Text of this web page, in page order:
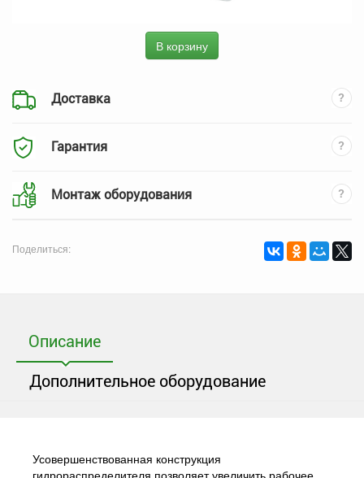
В корзину
Доставка
Гарантия
Монтаж оборудования
Поделиться:
Описание
Дополнительное оборудование
Усовершенствованная конструкция
гидрораспределителя позволяет увеличить рабочее